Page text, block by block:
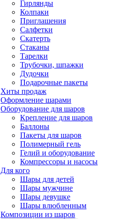
Гирлянды
Колпаки
Приглашения
Салфетки
Скатерть
Стаканы
Тарелки
Трубочки, шпажки
Дудочки
Подарочные пакеты
Хиты продаж
Оформление шарами
Оборудование для шаров
Крепление для шаров
Баллоны
Пакеты для шаров
Полимерный гель
Гелий и оборудование
Компрессоры и насосы
Для кого
Шары для детей
Шары мужчине
Шары девушке
Шары влюбленным
Композиции из шаров